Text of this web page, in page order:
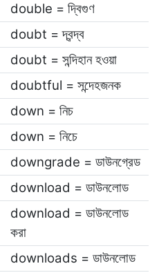
double = দ্বিগুণ
doubt = দ্বন্দ্ব
doubt = সন্দিহান হওয়া
doubtful = সন্দেহজনক
down = নিচ
down = নিচে
downgrade = ডাউনগ্রেড
download = ডাউনলোড
download = ডাউনলোড
করা
downloads = ডাউনলোড